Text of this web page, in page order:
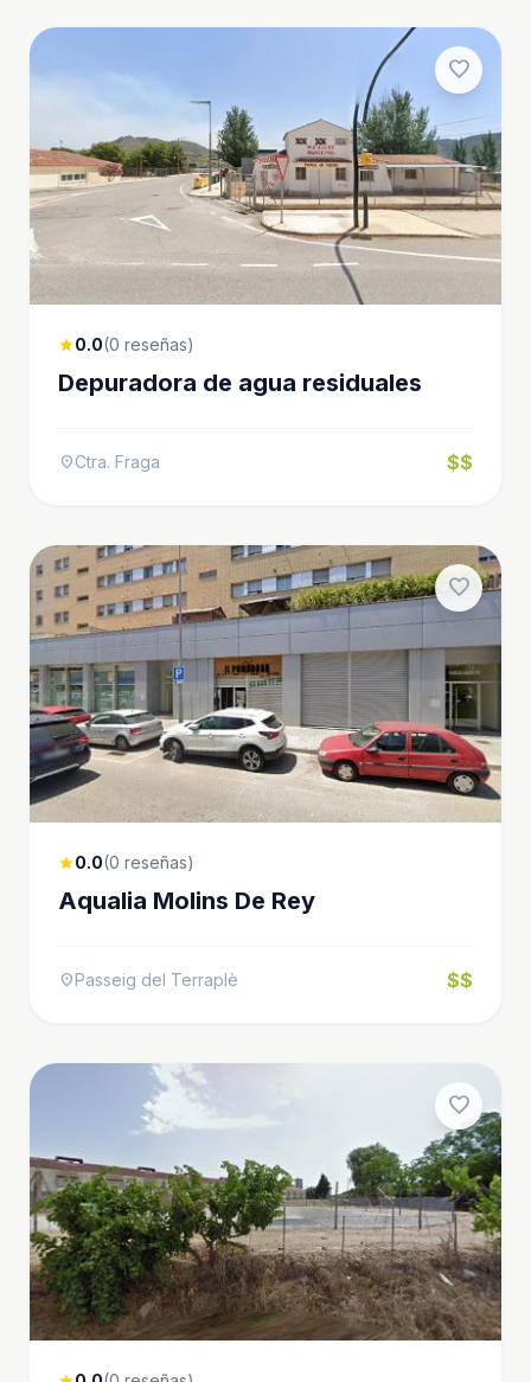
favorite
star0.0(0 reseñas)
Depuradora de agua residuales
location_onCtra. Fraga $$
favorite
star0.0(0 reseñas)
Aqualia Molins De Rey
location_onPasseig del Terraplè $$
favorite